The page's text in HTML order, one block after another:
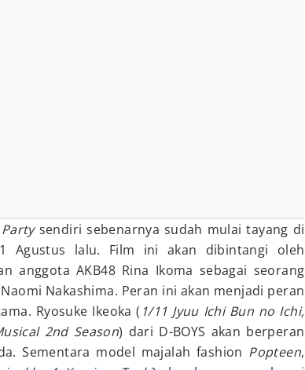
sendiri sebenarnya sudah mulai tayang di
Agustus lalu. Film ini akan dibintangi oleh
anggota AKB48 Rina Ikoma sebagai seorang
Nakashima. Peran ini akan menjadi peran
Ryosuke Ikeoka ( 1/11 Jyuu Ichi Bun no Ichi,
2nd Season) dari D-BOYS akan berperan
Sementara model majalah fashion Popteen,